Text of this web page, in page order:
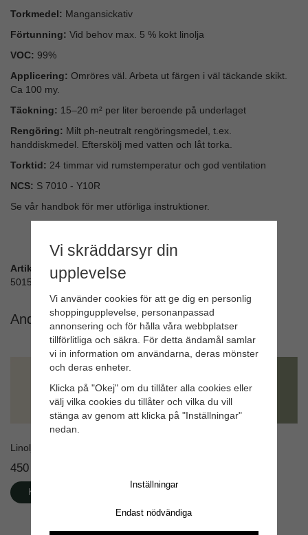
Torkmedel: Mangansickativ
Förtunning: Vid behov max. 5 % kokt linolja
VOC: 99%
Applicering: Omröres väl. Arbeta ut färgen i väl täckande skikt.
Ca 100 my.
Täckning: 15–20 m² per liter beroende på underlaget
Rengöring: Milt ph-neutralt rengöringsmedel, t.ex.
handdiskmedel. Efterskölj med vatten och låt torka.
Torktid: 24 timmar vid rumstemperatur och god ventilation
NCS: S 7010 - Y10R
Se vår handbok för mer utförliga instruktioner.
Artikelnummer:
50154
Andra köpte även
Linoljefärg Havregrå
450 kr
Köp
Vi skräddarsyr din
upplevelse
Vi använder cookies för att ge dig en personlig
shoppingupplevelse, personanpassad
annonsering och för hålla våra webbplatser
tillförlitliga och säkra. För detta ändamål samlar
vi in information om användarna, deras mönster
och deras enheter.
Klicka på "Okej" om du tillåter alla cookies eller
välj vilka cookies du tillåter och vilka du vill
stänga av genom att klicka på "Inställningar"
nedan.
Inställningar
Endast nödvändiga